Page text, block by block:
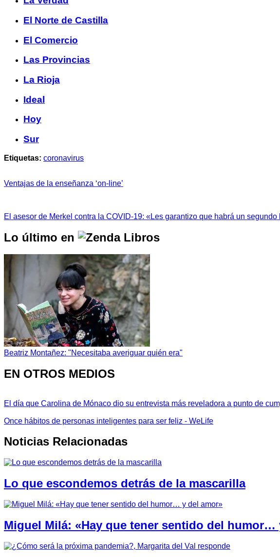
El Norte de Castilla
El Comercio
Las Provincias
La Rioja
Ideal
Hoy
Sur
Etiquetas: coronavirus
Ventajas de la enseñanza ‘on-line’
El asesor de Merkel contra la COVID-19: «Les garantizo que habrá un
Lo último en
Beatriz Montañez: "Necesitaba averiguar quién era"
EN OTROS MEDIOS
El día que Carolina de Mónaco dio su entrevista más reveladora a punto de
Once hábitos de personas inteligentes para ser feliz - WeLife
Noticias Relacionadas
Lo que escondemos detrás de la mascarilla
Miguel Milá: «Hay que tener sentido del humor…